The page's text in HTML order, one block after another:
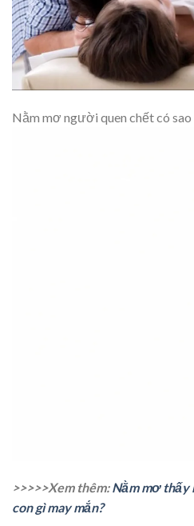
Nằm mơ người quen chết có sao
>>>>>Xem thêm:Nằm mơ thấy
con gì may mắn?